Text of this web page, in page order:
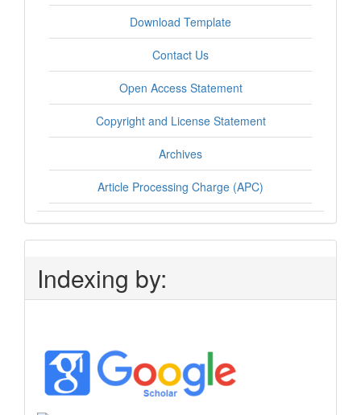
Download Template
Contact Us
Open Access Statement
Copyright and License Statement
Archives
Article Processing Charge (APC)
Indexing by: